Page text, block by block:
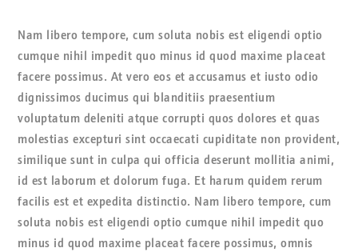
Nam libero tempore, cum soluta nobis est eligendi optio
cumque nihil impedit quo minus id quod maxime placeat
facere possimus. At vero eos et accusamus et iusto odio
dignissimos ducimus qui blanditiis praesentium
voluptatum deleniti atque corrupti quos dolores et quas
molestias excepturi sint occaecati cupiditate non provident,
similique sunt in culpa qui officia deserunt mollitia animi,
id est laborum et dolorum fuga. Et harum quidem rerum
facilis est et expedita distinctio. Nam libero tempore, cum
soluta nobis est eligendi optio cumque nihil impedit quo
minus id quod maxime placeat facere possimus, omnis